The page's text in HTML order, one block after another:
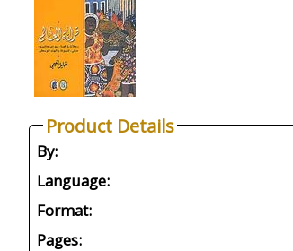
Product Details
By:
Language:
Format:
Pages: